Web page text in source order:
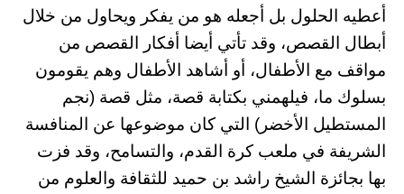
أعطيه الحلول بل أجعله هو من يفكر ويحاول من خلال
أبطال القصص، وقد تأتي أيضا أفكار القصص من
مواقف مع الأطفال، أو أشاهد الأطفال وهم يقومون
بسلوك ما، فيلهمني بكتابة قصة، مثل قصة (نجم
المستطيل الأخضر) التي كان موضوعها عن المنافسة
الشريفة في ملعب كرة القدم، والتسامح، وقد فزت
بها بجائزة الشيخ راشد بن حميد للثقافة والعلوم من